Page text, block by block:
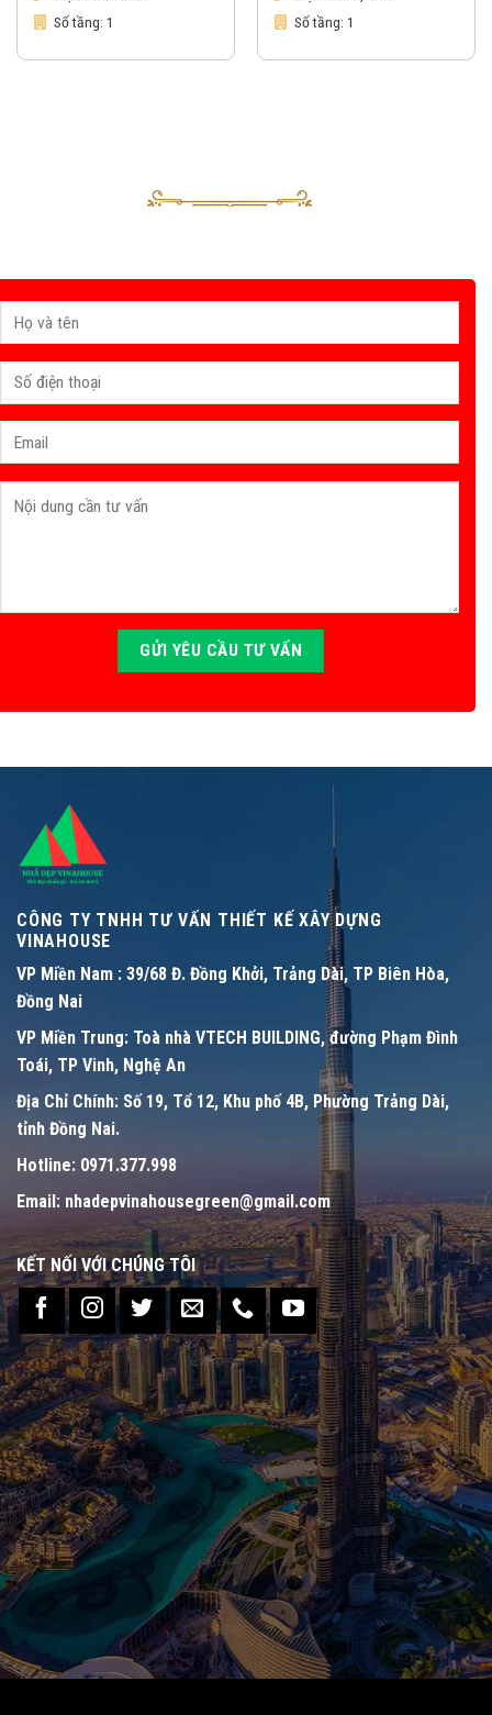
Số tầng: 1
Số tầng: 1
CÔNG TY TNHH TƯ VẤN THIẾT KẾ XÂY DỰNG
VINAHOUSE
VP Miền Nam : 39/68 Đ. Đồng Khởi, Trảng Dài, TP Biên Hòa,
Đồng Nai
VP Miền Trung: Toà nhà VTECH BUILDING, đường Phạm Đình
Toái, TP Vinh, Nghệ An
Địa Chỉ Chính: Số 19, Tổ 12, Khu phố 4B, Phường Trảng Dài,
tỉnh Đồng Nai.
Hotline: 0971.377.998
Email: nhadepvinahousegreen@gmail.com
KẾT NỐI VỚI CHÚNG TÔI